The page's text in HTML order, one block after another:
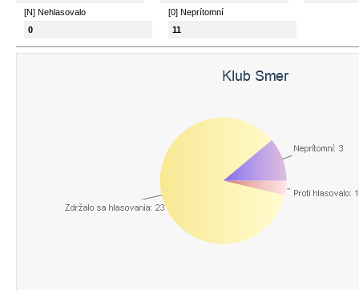
[N] Nehlasovalo
0
[0] Neprítomní
11